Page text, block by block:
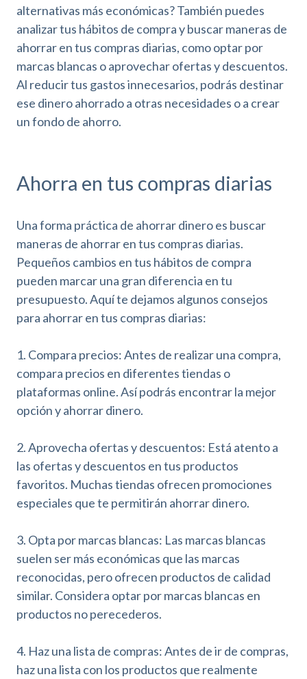
alternativas más económicas? También puedes
analizar tus hábitos de compra y buscar maneras de
ahorrar en tus compras diarias, como optar por
marcas blancas o aprovechar ofertas y descuentos.
Al reducir tus gastos innecesarios, podrás destinar
ese dinero ahorrado a otras necesidades o a crear
un fondo de ahorro.
Ahorra en tus compras diarias
Una forma práctica de ahorrar dinero es buscar
maneras de ahorrar en tus compras diarias.
Pequeños cambios en tus hábitos de compra
pueden marcar una gran diferencia en tu
presupuesto. Aquí te dejamos algunos consejos
para ahorrar en tus compras diarias:
1. Compara precios: Antes de realizar una compra,
compara precios en diferentes tiendas o
plataformas online. Así podrás encontrar la mejor
opción y ahorrar dinero.
2. Aprovecha ofertas y descuentos: Está atento a
las ofertas y descuentos en tus productos
favoritos. Muchas tiendas ofrecen promociones
especiales que te permitirán ahorrar dinero.
3. Opta pormarcas blancas: Las marcas blancas
suelen ser más económicas que las marcas
reconocidas, pero ofrecen productos de calidad
similar. Considera optar por marcas blancas en
productos no perecederos.
4. Haz una lista de compras: Antes de ir de compras,
haz una lista con los productos que realmente